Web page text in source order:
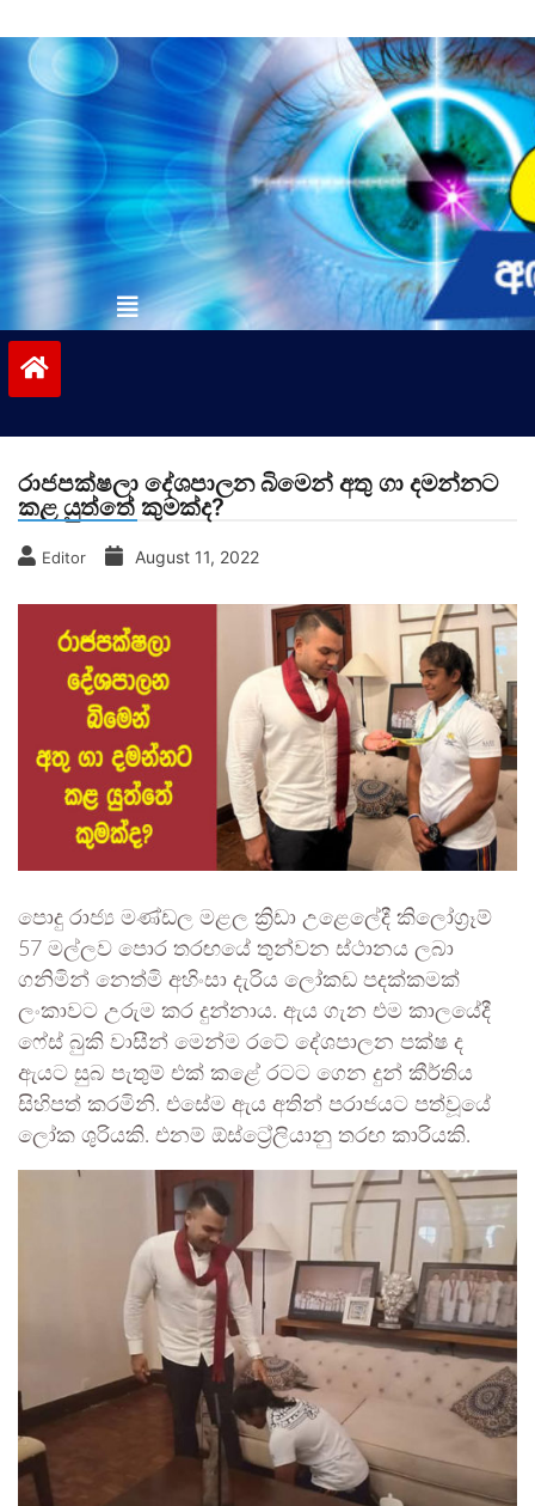
to
contentvinivida.lk
රාජපක්ෂලා දේශපාලන බිමෙන් අතු ගා දමන්නට
කළ යුත්තේ කුමක්ද?
Editor August 11, 2022
පොදු රාජ්‍ය මණ්ඩල මළල ක්‍රිඩා උළෙලේදී කිලෝග්‍රෑම්
57 මල්ලව පොර තරඟයේ තුන්වන ස්ථානය ලබා
ගනිමින් නෙත්මි අහිංසා දැරිය ලෝකඩ පදක්කමක්
ලංකාවට උරුම කර දුන්නාය. ඇය ගැන එම කාලයේදී
ෆේස් බුකි වාසීන් මෙන්ම රටේ දේශපාලන පක්ෂ ද
ඇයට සුබ පැතුම් එක් කළේ රටට ගෙන දුන් කීර්තිය
සිහිපත් කරමිනි. එසේම ඇය අතින් පරාජයට පත්වූයේ
ලෝක ශුරියකි. එනම් ඕස්ට්‍රේලියානු තරඟ කාරියකි.